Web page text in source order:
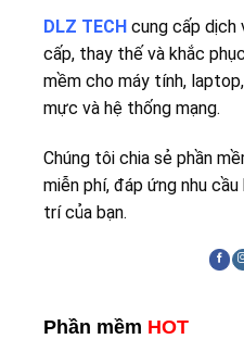
DLZ TECH cung cấp dịch
cấp, thay thế và khắc
mềm cho máy tính,
mực và hệ thống mạng.
Chúng tôi chia sẻ phần
miễn phí, đáp ứng nhu
trí của bạn.
Phần mềm HOT